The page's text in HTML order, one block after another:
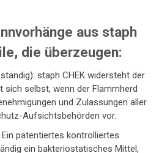
aus staph
die überzeugen:
staph CHEK widersteht der
sich selbst, wenn der Flammherd
und Zulassungen aller
Aufsichtsbehörden vor.
patentiertes kontrolliertes
ein bakteriostatisches Mittel,